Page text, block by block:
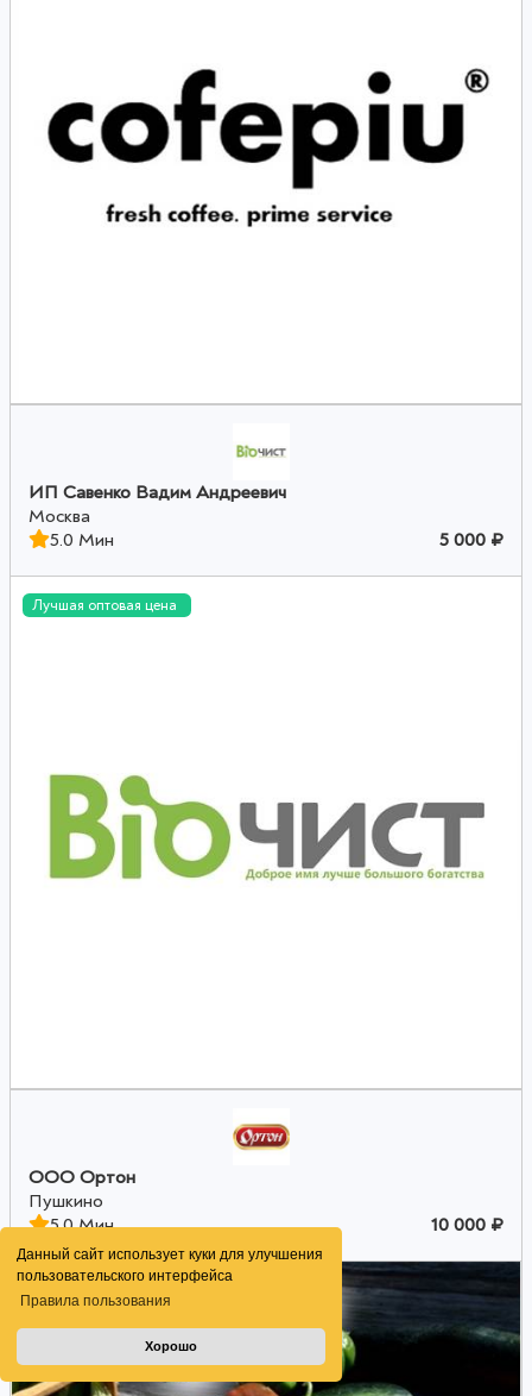
Данный сайт использует куки для улучшения
пользовательского интерфейса
Правила пользования
Хорошо
ИП Савенко Вадим Андреевич
Москва
5.0 Мин
5 000 ₽
Лучшая оптовая цена
ООО Ортон
Пушкино
5.0 Мин
10 000 ₽